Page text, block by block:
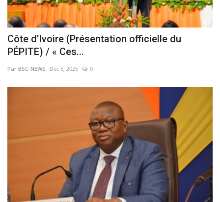
Côte d’Ivoire (Présentation officielle du
PÉPITE) / « Ces...
Par BSC-NEWS Dec 5, 2025 0